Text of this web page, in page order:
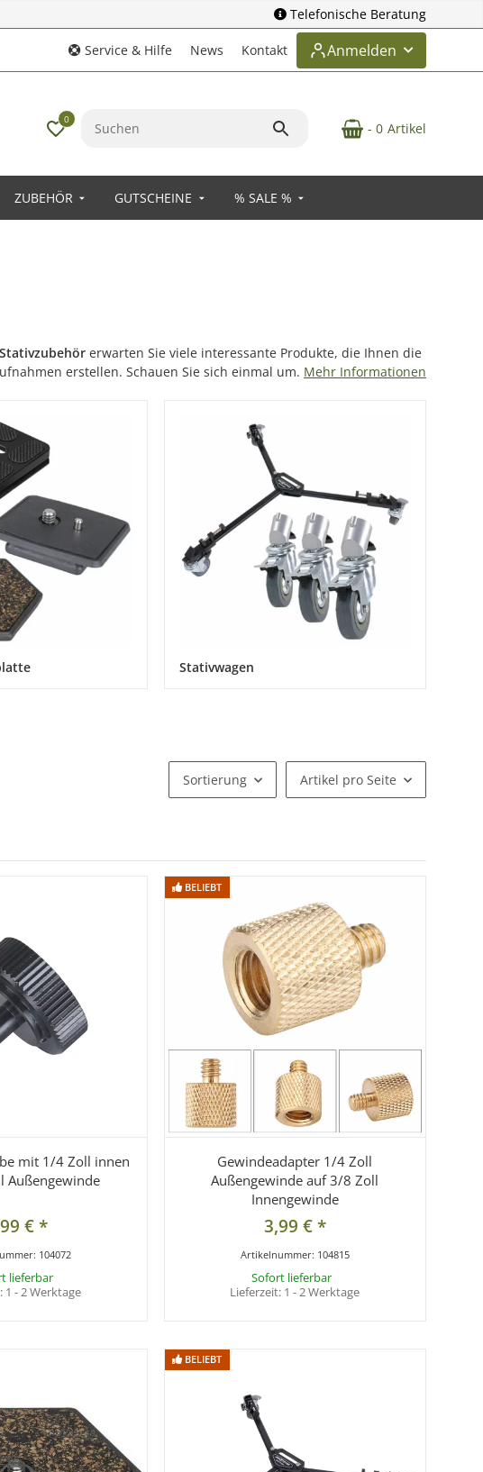
Telefonische Beratung
Service & Hilfe News Kontakt Anmelden
0
- 0 Artikel
ZUBEHÖR GUTSCHEINE % SALE %
Stativzubehör erwarten Sie viele interessante Produkte, die Ihnen die
erstellen. Schauen Sie sich einmal um. Mehr Informationen
Stativwagen
Sortierung Artikel pro Seite
mit 1/4 Zoll innen
Außengewinde
€*
104072
lieferbar
1 - 2 Werktage
BELIEBT
BELIEBT
Gewindeadapter 1/4 Zoll
Außengewinde auf 3/8 Zoll
Innengewinde
3,99 €*
Artikelnummer: 104815
Sofort lieferbar
Lieferzeit: 1 - 2 Werktage
BELIEBT
BELIEBT